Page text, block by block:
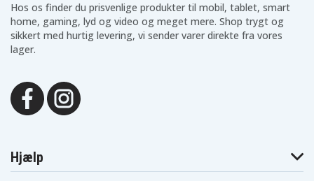
Hos os finder du prisvenlige produkter til mobil, tablet, smart
home, gaming, lyd og video og meget mere. Shop trygt og
sikkert med hurtig levering, vi sender varer direkte fra vores
lager.
Hjælp